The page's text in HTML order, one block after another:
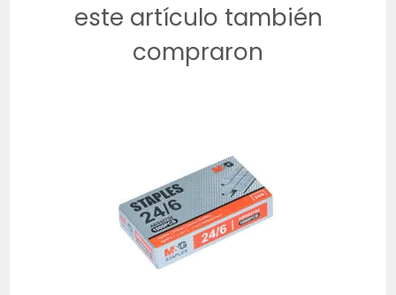
este artículo también
compraron